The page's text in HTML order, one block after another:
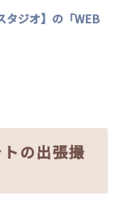
タジオ】の「WEB
トの出張撮